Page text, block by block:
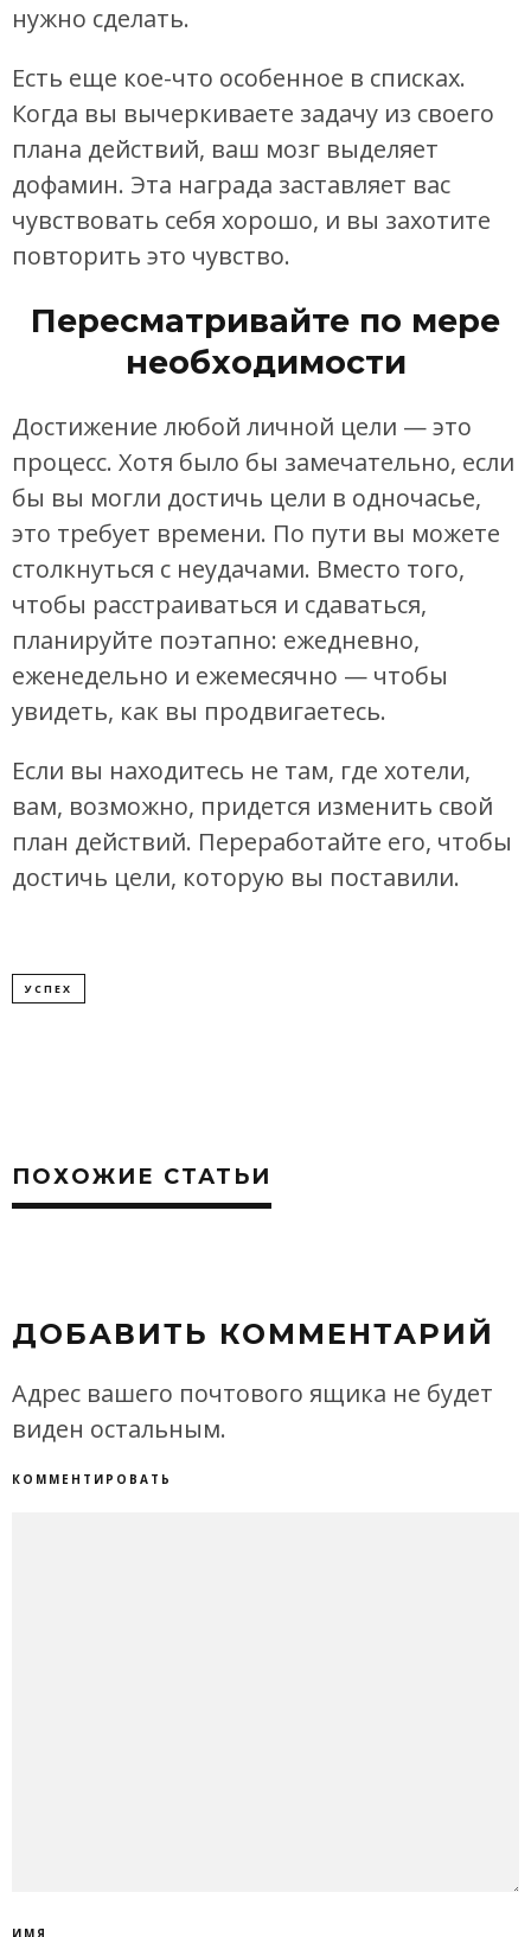
нужно сделать.
Есть еще кое-что особенное в списках.
Когда вы вычеркиваете задачу из своего
плана действий, ваш мозг выделяет
дофамин. Эта награда заставляет вас
чувствовать себя хорошо, и вы захотите
повторить это чувство.
Пересматривайте по мере
необходимости
Достижение любой личной цели — это
процесс. Хотя было бы замечательно, если
бы вы могли достичь цели в одночасье,
это требует времени. По пути вы можете
столкнуться с неудачами. Вместо того,
чтобы расстраиваться и сдаваться,
планируйте поэтапно: ежедневно,
еженедельно и ежемесячно — чтобы
увидеть, как вы продвигаетесь.
Если вы находитесь не там, где хотели,
вам, возможно, придется изменить свой
план действий. Переработайте его, чтобы
достичь цели, которую вы поставили.
УСПЕХ
ПОХОЖИЕ СТАТЬИ
ДОБАВИТЬ КОММЕНТАРИЙ
Адрес вашего почтового ящика не будет
виден остальным.
КОММЕНТИРОВАТЬ